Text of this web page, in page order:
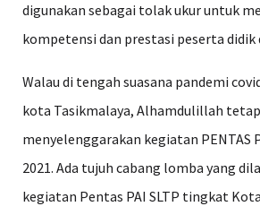
digunakan sebagai tolak ukur untuk
kompetensi dan prestasi peserta didik
Walau di tengah suasana pandemi
kota Tasikmalaya, Alhamdulillah
menyelenggarakan kegiatan PENTAS
2021. Ada tujuh cabang lomba yang
kegiatan Pentas PAI SLTP tingkat